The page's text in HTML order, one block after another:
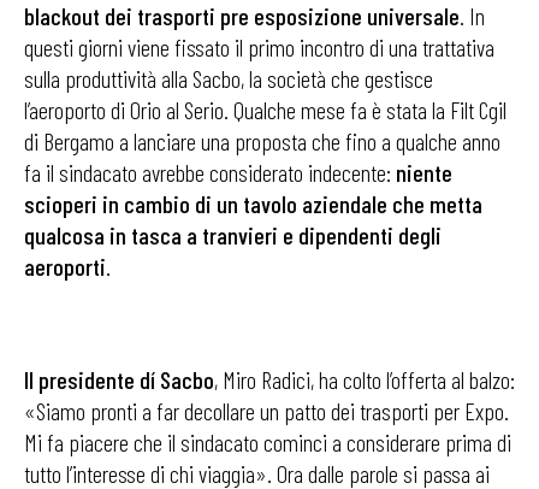
blackout dei trasporti pre esposizione universale. In
questi giorni viene fissato il primo incontro di una trattativa
sulla produttività alla Sacbo, la società che gestisce
l’aeroporto di Orio al Serio. Qualche mese fa è stata la Filt Cgil
di Bergamo a lanciare una proposta che fino a qualche anno
fa il sindacato avrebbe considerato indecente: niente
scioperi in cambio di un tavolo aziendale che metta
qualcosa in tasca a tranvieri e dipendenti degli
aeroporti.
Il presidente dí Sacbo, Miro Radici, ha colto l’offerta al balzo:
«Siamo pronti a far decollare un patto dei trasporti per Expo.
Mi fa piacere che il sindacato cominci a considerare prima di
tutto l’interesse di chi viaggia». Ora dalle parole si passa ai